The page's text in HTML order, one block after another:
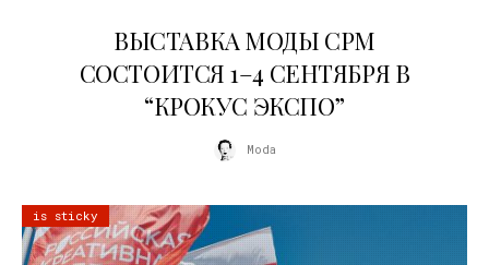
ВЫСТАВКА МОДЫ CPM
СОСТОИТСЯ 1–4 СЕНТЯБРЯ В
“КРОКУС ЭКСПО”
Moda
is sticky